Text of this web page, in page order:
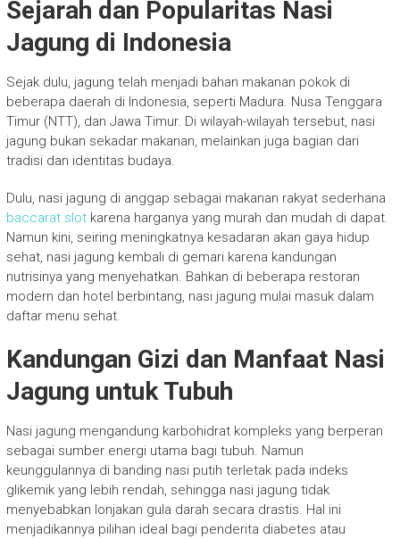
Sejarah dan Popularitas Nasi
Jagung di Indonesia
Sejak dulu, jagung telah menjadi bahan makanan pokok di
beberapa daerah di Indonesia, seperti Madura. Nusa Tenggara
Timur (NTT), dan Jawa Timur. Di wilayah-wilayah tersebut, nasi
jagung bukan sekadar makanan, melainkan juga bagian dari
tradisi dan identitas budaya.
Dulu, nasi jagung di anggap sebagai makanan rakyat sederhana
baccarat slotkarena harganya yang murah dan mudah di dapat.
Namun kini, seiring meningkatnya kesadaran akan gaya hidup
sehat, nasi jagung kembali di gemari karena kandungan
nutrisinya yang menyehatkan. Bahkan di beberapa restoran
modern dan hotel berbintang, nasi jagung mulai masuk dalam
daftar menu sehat.
Kandungan Gizi dan Manfaat Nasi
Jagung untuk Tubuh
Nasi jagung mengandung karbohidrat kompleks yang berperan
sebagai sumber energi utama bagi tubuh. Namun
keunggulannya di banding nasi putih terletak pada indeks
glikemik yang lebih rendah, sehingga nasi jagung tidak
menyebabkan lonjakan gula darah secara drastis. Hal ini
menjadikannya pilihan ideal bagi penderita diabetes atau